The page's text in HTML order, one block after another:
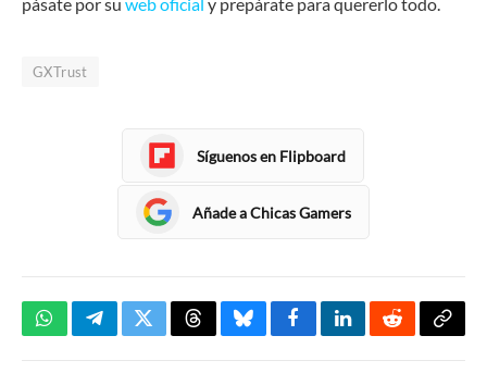
GXTrust
Síguenos en Flipboard
Añade a Chicas Gamers
WhatsAppTelegramTwitterThreadsBlueskyFacebookLinkedInReddit